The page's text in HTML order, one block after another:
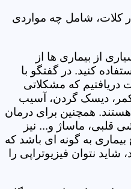
کلات، شامل چه مواردی
از بیماری ها از
کنید. در گفتگو با
دریافتیم که مشکلاتی
دیسک گردن، آسیب
همچنین برای درمان
قلبی، ماساژ و... نیز
به گونه ای باشد که
نتوان فیزیوتراپی را